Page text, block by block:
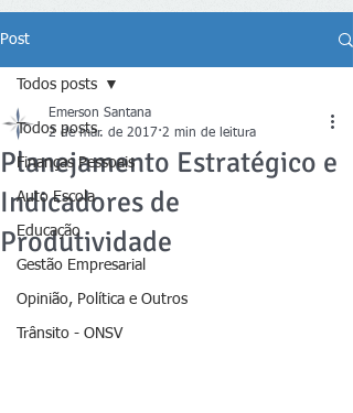
Post
Todos posts
Finanças Pessoais
Auto Escola
Educação
Gestão Empresarial
Opinião, Política e Outros
Trânsito - ONSV
Todos posts
Planejamento Estratégico e
Indicadores de
Produtividade
Emerson Santana
2 de mar. de 2017 2 min de leitura